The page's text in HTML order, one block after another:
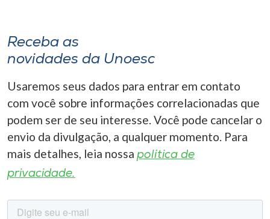
A-
Receba as
novidades da Unoesc
Usaremos seus dados para entrar em contato
com você sobre informações correlacionadas que
podem ser de seu interesse. Você pode cancelar o
envio da divulgação, a qualquer momento. Para
mais detalhes, leia nossa política de
privacidade.